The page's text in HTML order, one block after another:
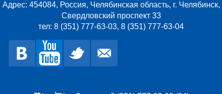
Адрес: 454084, Россия, Челябинская область, г. Челябинск,
Свердловский проспект 33
тел: 8 (351) 777-63-03, 8 (351) 777-63-04